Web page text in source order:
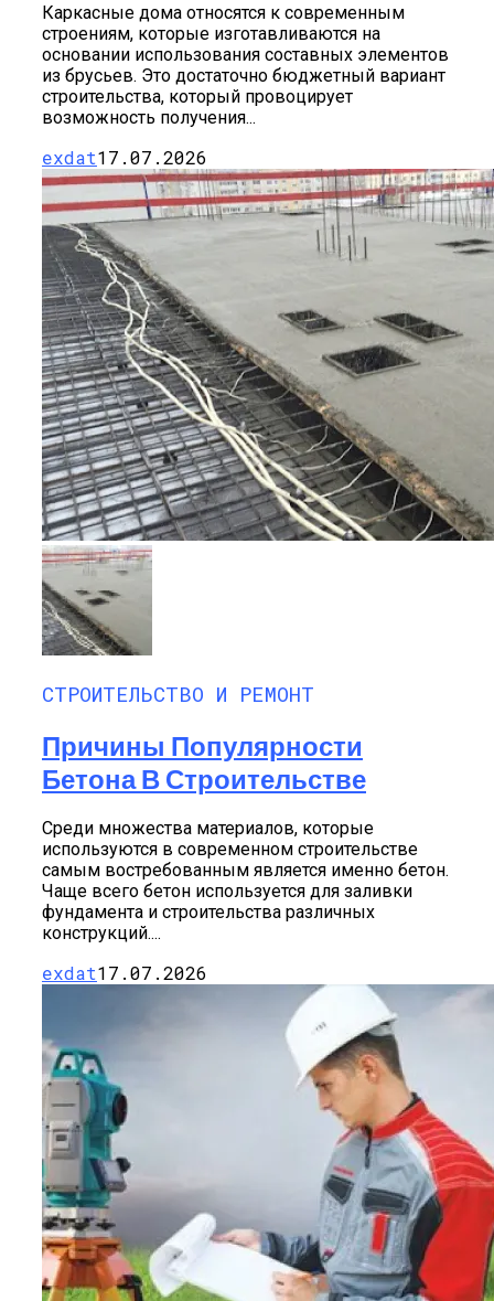
Каркасные дома относятся к современным
строениям, которые изготавливаются на
основании использования составных элементов
из брусьев. Это достаточно бюджетный вариант
строительства, который провоцирует
возможность получения...
exdat17.07.2026
СТРОИТЕЛЬСТВО И РЕМОНТ
Причины Популярности
Бетона В Строительстве
Среди множества материалов, которые
используются в современном строительстве
самым востребованным является именно бетон.
Чаще всего бетон используется для заливки
фундамента и строительства различных
конструкций....
exdat17.07.2026